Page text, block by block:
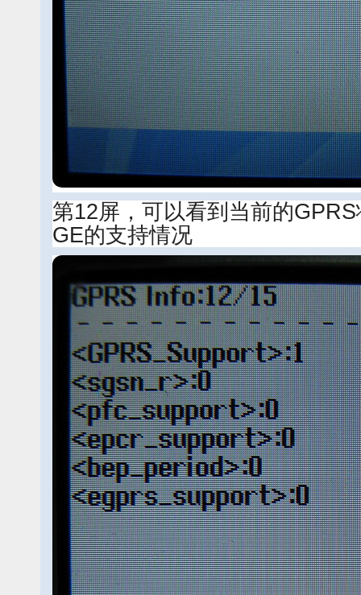
第12屏，可以看到当前的
GE的支持情况